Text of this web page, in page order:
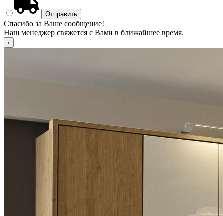
Спасибо за Ваше сообщение!
Наш менеджер свяжется с Вами в ближайшее время.